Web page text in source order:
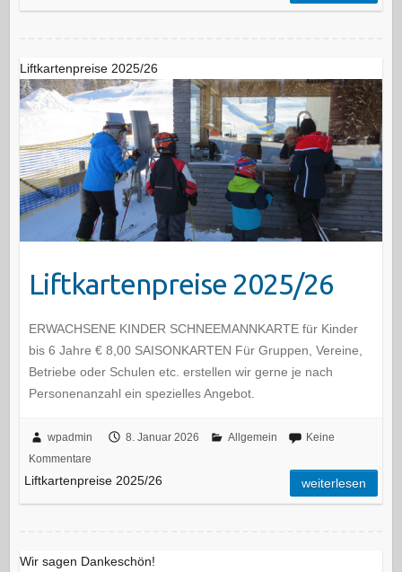
Liftkartenpreise 2025/26
Liftkartenpreise 2025/26
ERWACHSENE KINDER SCHNEEMANNKARTE für Kinder
bis 6 Jahre € 8,00 SAISONKARTEN Für Gruppen, Vereine,
Betriebe oder Schulen etc. erstellen wir gerne je nach
Personenanzahl ein spezielles Angebot.
wpadmin 8. Januar 2026 Allgemein
Keine
Kommentare
Liftkartenpreise 2025/26 weiterlesen
Wir sagen Dankeschön!